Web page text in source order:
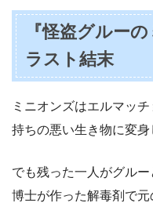
『怪盗グルー
ラスト結末
ミニオンズはエルマッ
持ちの悪い生き物に変身
でも残った一人がグルー
博士が作った解毒剤で元